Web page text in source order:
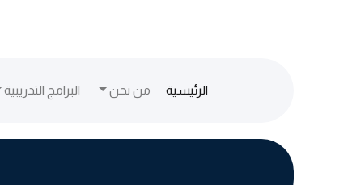
الرئيسية
(current) من نحن البرامج التدريبية